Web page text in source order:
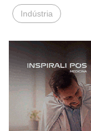
Indústria